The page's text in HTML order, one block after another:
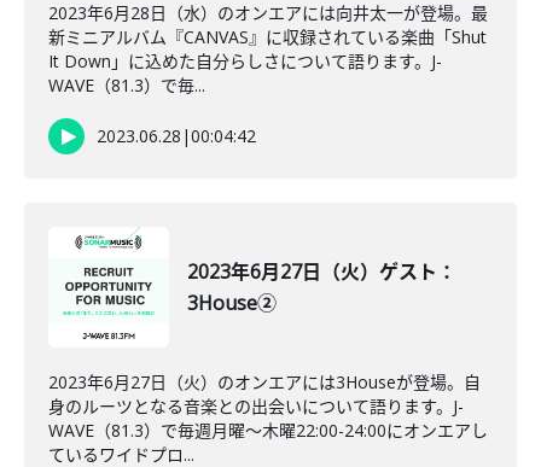
2023年6月28日（水）のオンエアには向井太一が登場。最
新ミニアルバム『CANVAS』に収録されている楽曲「Shut
It Down」に込めた自分らしさについて語ります。J-
WAVE（81.3）で毎...
2023.06.28 |00:04:42
2023年6月27日（火）ゲスト：
3House②
2023年6月27日（火）のオンエアには3Houseが登場。自
身のルーツとなる音楽との出会いについて語ります。J-
WAVE（81.3）で毎週月曜～木曜22:00-24:00にオンエアし
ているワイドプロ...